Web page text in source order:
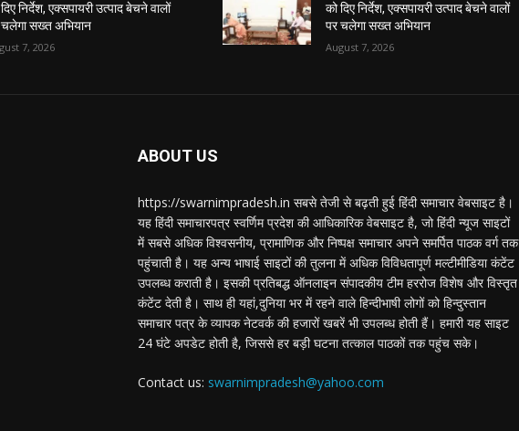
निर्देश, एक्सपायरी उत्पाद बेचने वालों
सख्त अभियान
7, 2026
को दिए निर्देश, एक्सपायरी उत्पाद बेचने वालों
पर चलेगा सख्त अभियान
August 7, 2026
ABOUT US
https://swarnimpradesh.in सबसे तेजी से बढ़ती हुई हिंदी समाचार वेबसाइट है।
यह हिंदी समाचारपत्र स्वर्णिम प्रदेश की आधिकारिक वेबसाइट है, जो हिंदी न्यूज साइटों
में सबसे अधिक विश्वसनीय, प्रामाणिक और निष्पक्ष समाचार अपने समर्पित पाठक वर्ग तक
पहुंचाती है। यह अन्य भाषाई साइटों की तुलना में अधिक विविधतापूर्ण मल्टीमीडिया कंटेंट
उपलब्ध कराती है। इसकी प्रतिबद्ध ऑनलाइन संपादकीय टीम हररोज विशेष और विस्तृत
कंटेंट देती है। साथ ही यहां,दुनिया भर में रहने वाले हिन्दीभाषी लोगों को हिन्दुस्तान
समाचार पत्र के व्यापक नेटवर्क की हजारों खबरें भी उपलब्ध होती हैं। हमारी यह साइट
24 घंटे अपडेट होती है, जिससे हर बड़ी घटना तत्काल पाठकों तक पहुंच सके।
Contact us: swarnimpradesh@yahoo.com